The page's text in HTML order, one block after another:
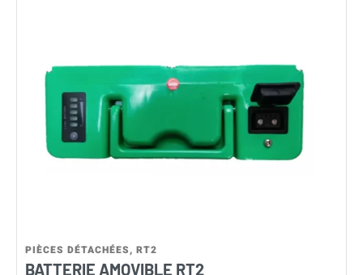
PIÈCES DÉTACHÉES, RT2
BATTERIE AMOVIBLE RT2